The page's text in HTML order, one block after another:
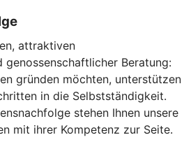
attraktiven
genossenschaftlicher Beratung:
gründen möchten, unterstützen
in die Selbstständigkeit.
stehen Ihnen unsere
mit ihrer Kompetenz zur Seite.